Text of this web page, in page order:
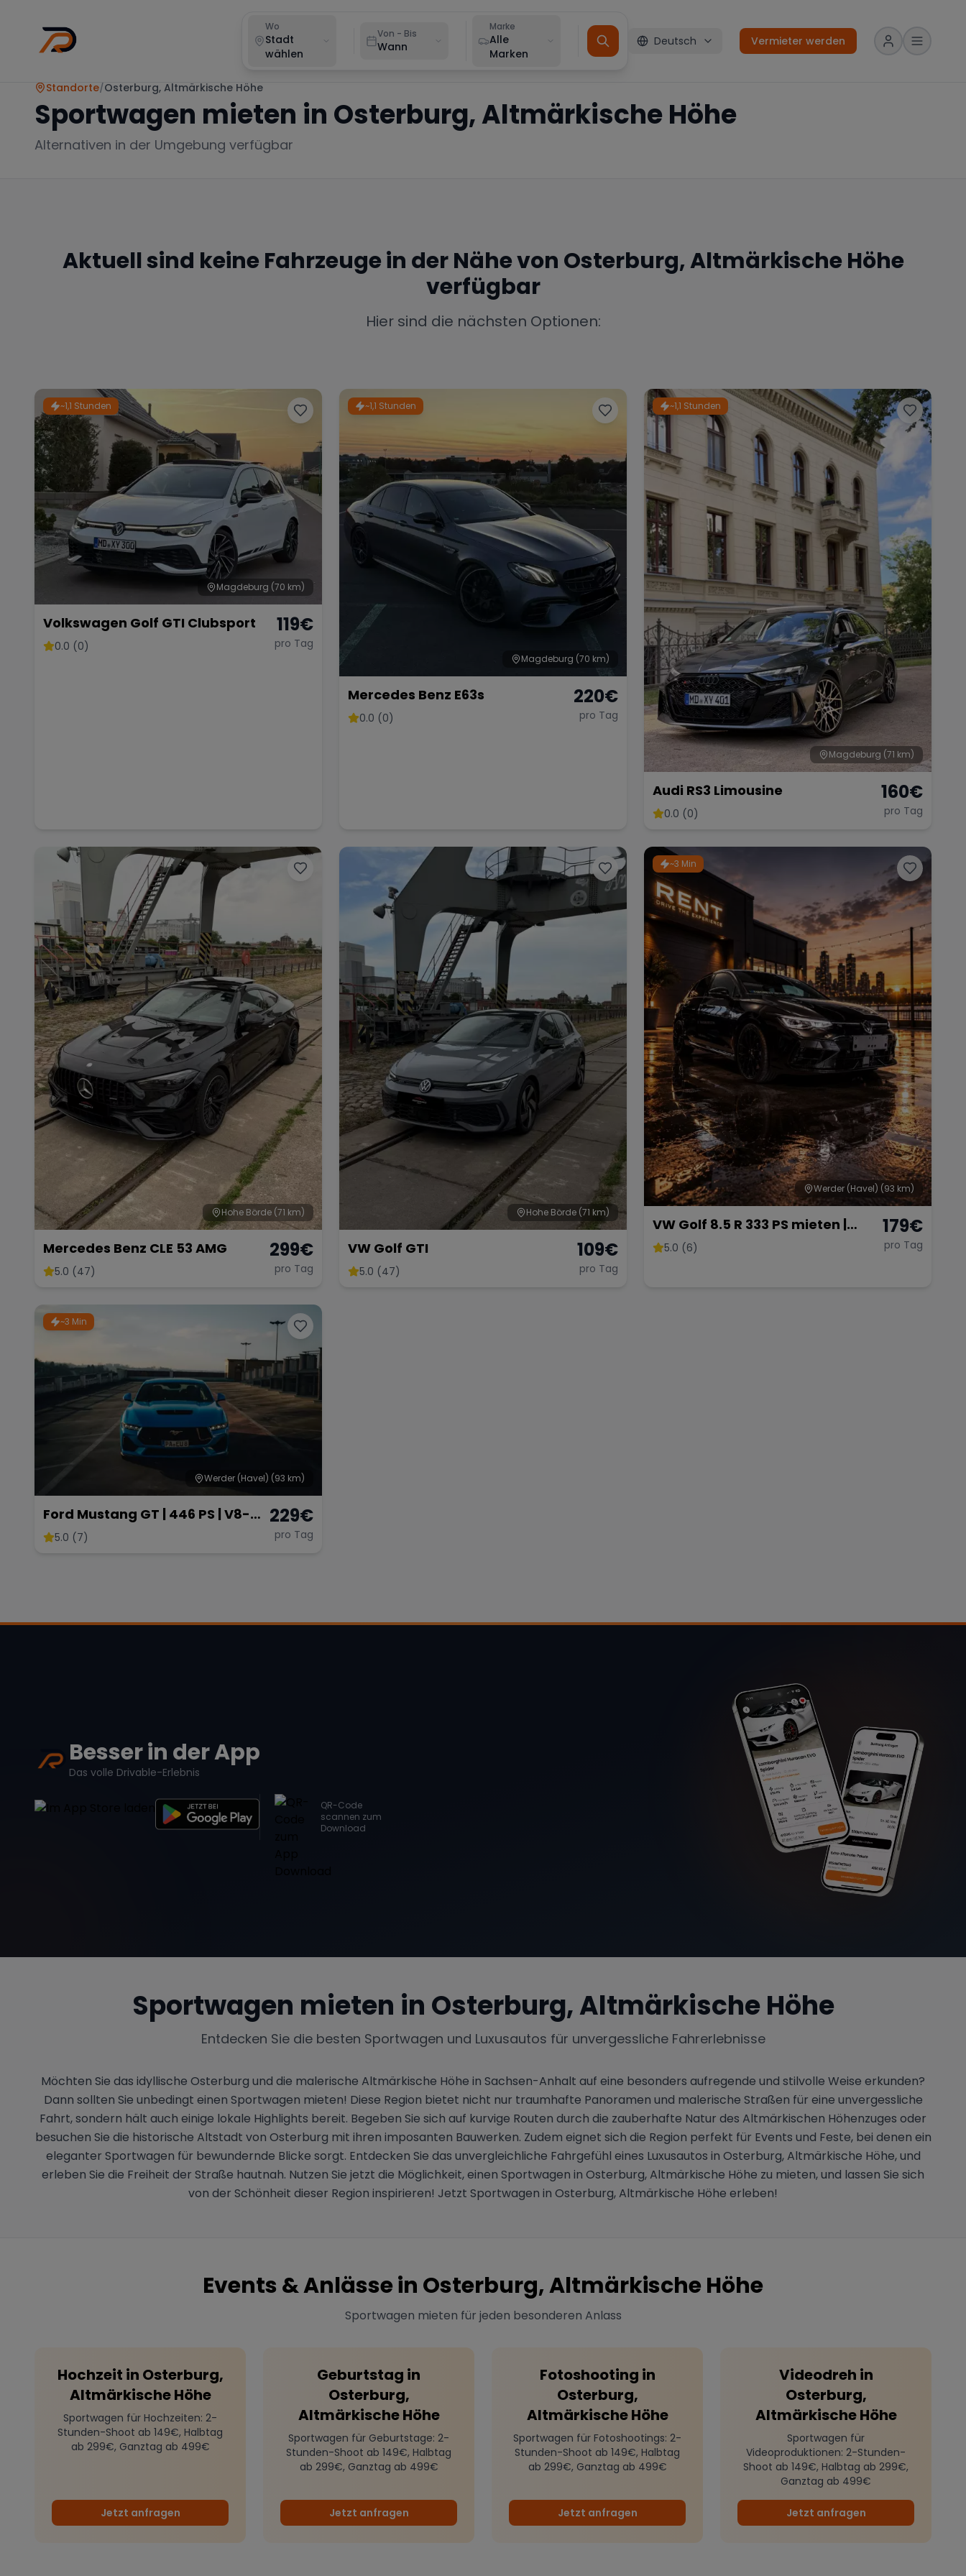
Wo
Stadt
wählen
Von - Bis
Wann
Marke
Alle
Marken
Deutsch Vermieter werden
Standorte/Osterburg, Altmärkische Höhe
Sportwagen mieten in Osterburg, Altmärkische Höhe
Alternativen in der Umgebung verfügbar
Aktuell sind keine Fahrzeuge in der Nähe von Osterburg, Altmärkische Höhe
verfügbar
Hier sind die nächsten Optionen:
~1,1 Stunden
Magdeburg (70 km)
Volkswagen Golf GTI Clubsport
0.0 (0)
119€
pro Tag
~1,1 Stunden
Magdeburg (70 km)
Mercedes Benz E63s
0.0 (0)
220€
pro Tag
~1,1 Stunden
Magdeburg (71 km)
Audi RS3 Limousine
0.0 (0)
160€
pro Tag
Hohe Börde (71 km)
Mercedes Benz CLE 53 AMG
5.0 (47)
299€
pro Tag
Hohe Börde (71 km)
VW Golf GTI
5.0 (47)
109€
pro Tag
~3 Min
Werder (Havel) (93 km)
VW Golf 8.5 R 333 PS mieten |
Akrapovič | 4Motion | Panorama |
5.0 (6)
179€
pro Tag
~3 Min
Werder (Havel) (93 km)
Ford Mustang GT | 446 PS | V8-
Sound | American Muscle
5.0 (7)
229€
pro Tag
Besser in der App
Das volle Drivable-Erlebnis
QR-Code
scannen zum
Download
Sportwagen mieten in Osterburg, Altmärkische Höhe
Entdecken Sie die besten Sportwagen und Luxusautos für unvergessliche Fahrerlebnisse
Möchten Sie das idyllische Osterburg und die malerische Altmärkische Höhe in Sachsen-Anhalt auf eine besonders aufregende und stilvolle Weise erkunden?
Dann sollten Sie unbedingt einen Sportwagen mieten! Diese Region bietet nicht nur traumhafte Panoramen und malerische Straßen für eine unvergessliche
Fahrt, sondern hält auch einige lokale Highlights bereit. Begeben Sie sich auf kurvige Routen durch die zauberhafte Natur des Altmärkischen Höhenzuges oder
besuchen Sie die historische Altstadt von Osterburg mit ihren imposanten Bauwerken. Zudem eignet sich die Region perfekt für Events und Feste, bei denen ein
eleganter Sportwagen für bewundernde Blicke sorgt. Entdecken Sie das unvergleichliche Fahrgefühl eines Luxusautos in Osterburg, Altmärkische Höhe, und
erleben Sie die Freiheit der Straße hautnah. Nutzen Sie jetzt die Möglichkeit, einen Sportwagen in Osterburg, Altmärkische Höhe zu mieten, und lassen Sie sich
von der Schönheit dieser Region inspirieren! Jetzt Sportwagen in Osterburg, Altmärkische Höhe erleben!
Events & Anlässe in Osterburg, Altmärkische Höhe
Sportwagen mieten für jeden besonderen Anlass
Hochzeit in Osterburg,
Altmärkische Höhe
Sportwagen für Hochzeiten: 2-
Stunden-Shoot ab 149€, Halbtag
ab 299€, Ganztag ab 499€
Jetzt anfragen
Geburtstag in
Osterburg,
Altmärkische Höhe
Sportwagen für Geburtstage: 2-
Stunden-Shoot ab 149€, Halbtag
ab 299€, Ganztag ab 499€
Jetzt anfragen
Fotoshooting in
Osterburg,
Altmärkische Höhe
Sportwagen für Fotoshootings: 2-
Stunden-Shoot ab 149€, Halbtag
ab 299€, Ganztag ab 499€
Jetzt anfragen
Videodreh in
Osterburg,
Altmärkische Höhe
Sportwagen für
Videoproduktionen: 2-Stunden-
Shoot ab 149€, Halbtag ab 299€,
Ganztag ab 499€
Jetzt anfragen